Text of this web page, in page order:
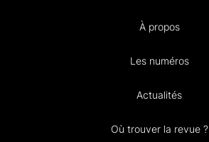
À propos
Les numéros
Actualités
Où trouver la revue ?